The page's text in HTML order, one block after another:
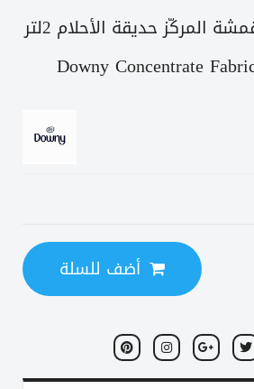
المركّز حديقة الأحلام 2لتر
Downy Concentrate
أضف للسلة